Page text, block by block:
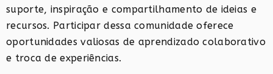
suporte, inspiração e compartilhamento de ideias e
recursos. Participar dessa comunidade oferece
oportunidades valiosas de aprendizado colaborativo
e troca de experiências.